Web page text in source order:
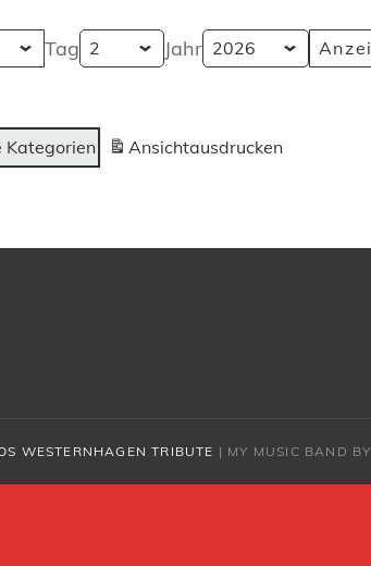
Tag Jahr
Kategorien Ansichtausdrucken
WESTERNHAGEN TRIBUTE | MY MUSIC BAND BY